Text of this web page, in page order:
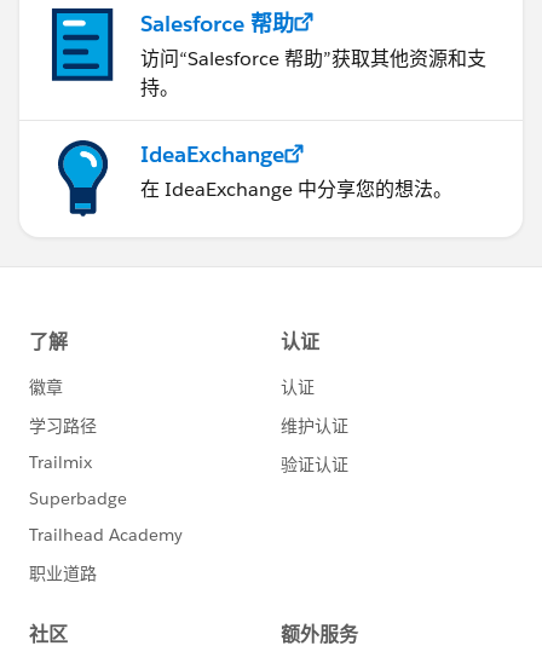
Salesforce 帮助
访问“Salesforce 帮助”获取其他资源和支
持。
IdeaExchange
在 IdeaExchange 中分享您的想法。